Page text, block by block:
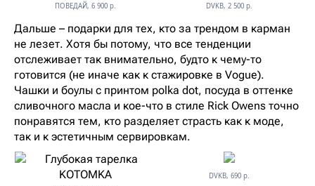
ПОВЕДАЙ, 6 900 р. DVKB, 2 500 р.
Дальше – подарки для тех, кто за трендом в карман
не лезет. Хотя бы потому, что все тенденции
отслеживает так внимательно, будто к чему-то
готовится (не иначе как к стажировке в Vogue).
Чашки и боулы с принтом polka dot, посуда в оттенке
сливочного масла и кое-что в стиле Rick Owens точно
понравятся тем, кто разделяет страсть как к моде,
так и к эстетичным сервировкам.
DVKB, 690 р.